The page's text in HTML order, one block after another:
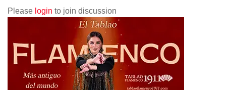
Please login to join discussion